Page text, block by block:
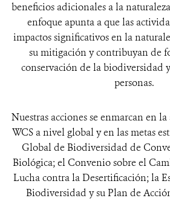
beneficios adicionales a la
enfoque apunta a que las
impactos significativos en la
su mitigación y contribuyan de
conservación de la biodiversidad
personas.
Nuestras acciones se enmarcan en
WCS a nivel global y en las metas
Global de Biodiversidad de
Biológica; el Convenio sobre el
Lucha contra la Desertificación; la
Biodiversidad y su Plan de